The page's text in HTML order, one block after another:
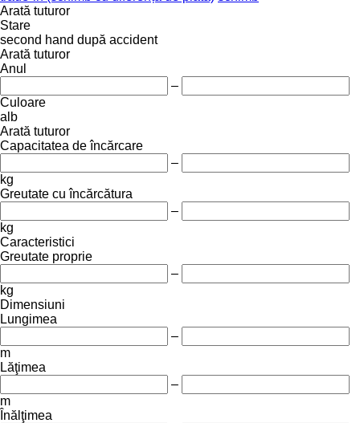
Arată tuturor
Stare
second hand după accident
Arată tuturor
Anul
–
Culoare
alb
Arată tuturor
Capacitatea de încărcare
–
kg
Greutate cu încărcătura
–
kg
Caracteristici
Greutate proprie
–
kg
Dimensiuni
Lungimea
–
m
Lăţimea
–
m
Înălţimea